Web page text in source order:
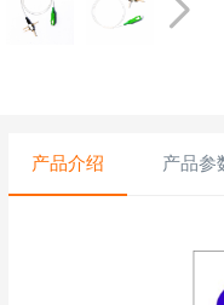
产品介绍 产品参